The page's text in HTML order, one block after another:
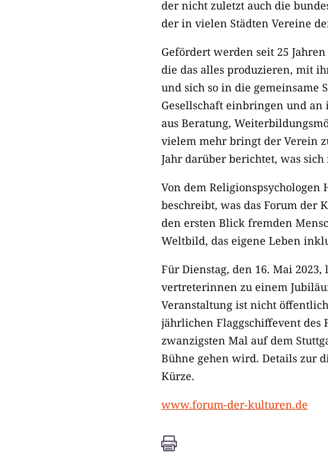
der nicht zuletzt auch die
der in vielen Städten Vereine
Gefördert werden seit 25
die das alles produzieren, mit
und sich so in die gemeinsame
Gesellschaft einbringen und
aus Beratung,
vielem mehr bringt der Verein
Jahr darüber berichtet, was
Von dem Religionspsychologen
beschreibt, was das Forum der
den ersten Blick fremden
Weltbild, das eigene Leben
Für Dienstag, den 16. Mai
vertreterinnen zu einem
Veranstaltung ist nicht
jährlichen Flaggschiffevent des
zwanzigsten Mal auf dem
Bühne gehen wird. Details zur
Kürze.
www.forum-der-kulturen.de
